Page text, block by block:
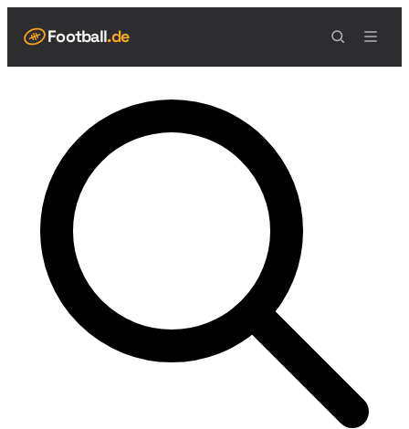
Football.de
Live Scores
Spielplan
Teams
Tabelle
Football Regeln